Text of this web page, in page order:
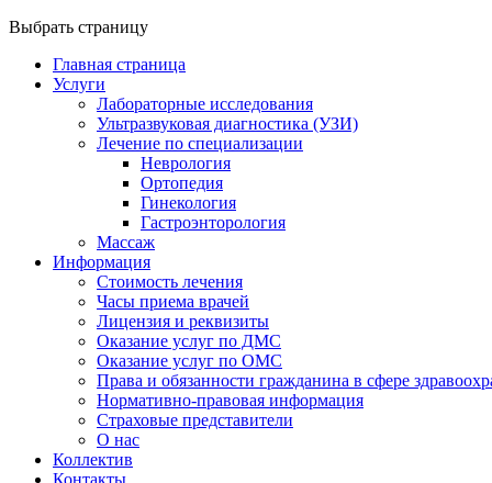
Выбрать страницу
Главная страница
Услуги
Лабораторные исследования
Ультразвуковая диагностика (УЗИ)
Лечение по специализации
Неврология
Ортопедия
Гинекология
Гастроэнторология
Массаж
Информация
Стоимость лечения
Часы приема врачей
Лицензия и реквизиты
Оказание услуг по ДМС
Оказание услуг по ОМС
Права и обязанности гражданина в сфере
Нормативно-правовая информация
Страховые представители
О нас
Коллектив
Контакты